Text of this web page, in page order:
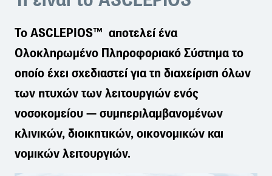
Το ASCLEPIOS™ αποτελεί ένα
Ολοκληρωμένο Πληροφοριακό Σύστημα το
οποίο έχει σχεδιαστεί για τη διαχείριση όλων
των πτυχών των λειτουργιών ενός
νοσοκομείου — συμπεριλαμβανομένων
κλινικών,διοικητικών,οικονομικών και
νομικών λειτουργιών.